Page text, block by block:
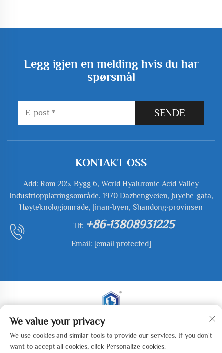
Legg igjen en melding hvis du har
spørsmål
SENDE
KONTAKT OSS
Add: Rom 205, Bygg 6, World Hyaluronic Acid Valley
Industriopplæringsområde, 1970 Dazhengveien, Juyehe-gata,
Høyteknologiområde, Jinan-byen, Shandong-provinsen
Tlf: +86-13808931225
Email: [email protected]
Opphavsrett © 2025 Jianyu Weiye (Jinan) Machinery
Technology Co., LTD Alle rettigheter forbeholdt. -
Personvernerklæring
We value your privacy
We use cookies and similar tools to provide our services. If you don't
want to accept all cookies, click Personalize cookies.